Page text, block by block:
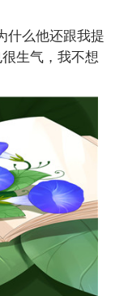
什么他还跟我提
生气，我不想